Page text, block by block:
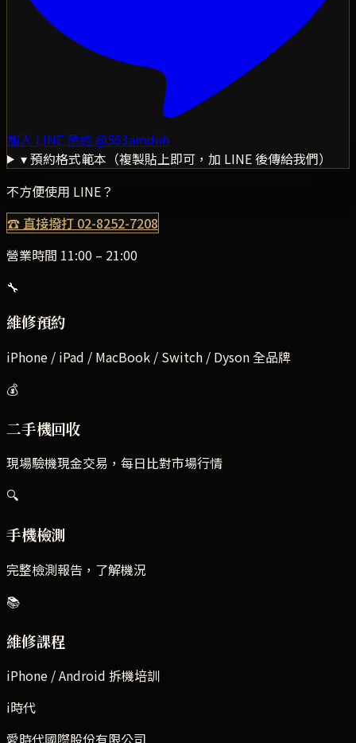
加入 LINE 預約 @563amdnh
▾ 預約格式範本（複製貼上即可，加 LINE 後傳給我們）
不方便使用 LINE？
☎ 直接撥打 02-8252-7208
營業時間 11:00 – 21:00
🔧
維修預約
iPhone / iPad / MacBook / Switch / Dyson 全品牌
💰
二手機回收
現場驗機現金交易，每日比對市場行情
🔍
手機檢測
完整檢測報告，了解機況
📚
維修課程
iPhone / Android 拆機培訓
i時代